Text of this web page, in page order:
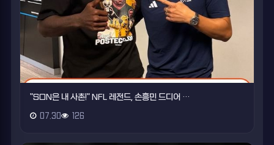
"SON은 내 사촌!" NFL 레전드, 손흥민 드디어 …
07.30 126